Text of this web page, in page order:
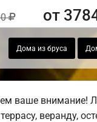
от
Дома из бруса
ваше внимание!
веранду,